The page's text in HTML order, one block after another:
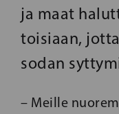
ja maat
toisiaan,
sodan
– Meille